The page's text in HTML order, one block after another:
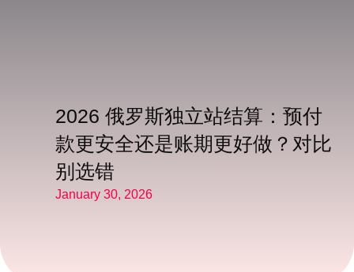
2026 俄罗斯独立站结算：预付
款更安全还是账期更好做？对比
别选错
January 30, 2026